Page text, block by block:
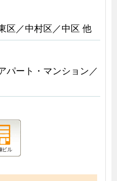
区／中村区／中区 他
パート・マンション／